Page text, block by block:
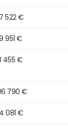
522 €
951 €
455 €
790 €
081 €